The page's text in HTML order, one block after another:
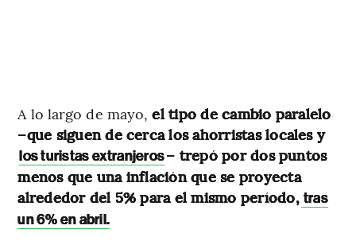
A lo largo de mayo,el tipo de cambio paralelo
–que siguen de cerca los ahorristas locales y
los turistas extranjeros– trepó por dos puntos
menos que una inflación que se proyecta
alrededor del 5% para el mismo período, tras
un 6% en abril.